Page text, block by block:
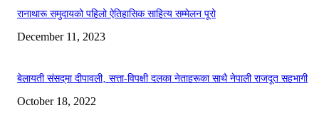
रानाथारू समुदायको पहिलो ऐतिहासिक साहित्य सम्मेलन पूरो
December 11, 2023
बेलायती संसद्‌मा दीपावली‚ सत्ता-विपक्षी दलका नेताहरूका साथै नेपाली राजदूत सहभागी
October 18, 2022